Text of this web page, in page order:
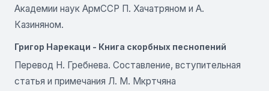
Академии наук АрмССР П. Хачатряном и А.
Казиняном.
Григор Нарекаци - Книга скорбных песнопений
Перевод Н. Гребнева. Составление, вступительная
статья и примечания Л. М. Мкртчяна